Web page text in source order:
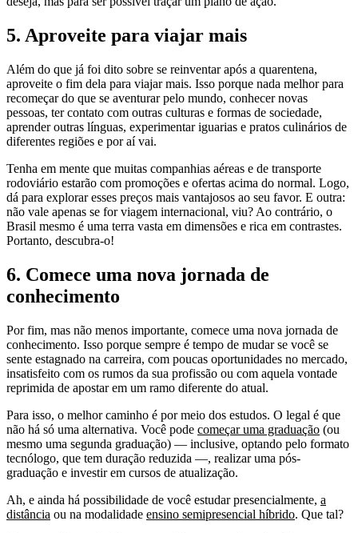
5. Aproveite para viajar mais
Além do que já foi dito sobre se reinventar após a quarentena,
aproveite o fim dela para viajar mais. Isso porque nada melhor para
recomeçar do que se aventurar pelo mundo, conhecer novas
pessoas, ter contato com outras culturas e formas de sociedade,
aprender outras línguas, experimentar iguarias e pratos culinários de
diferentes regiões e por aí vai.
Tenha em mente que muitas companhias aéreas e de transporte
rodoviário estarão com promoções e ofertas acima do normal. Logo,
dá para explorar esses preços mais vantajosos ao seu favor. E outra:
não vale apenas se for viagem internacional, viu? Ao contrário, o
Brasil mesmo é uma terra vasta em dimensões e rica em contrastes.
Portanto, descubra-o!
6. Comece uma nova jornada de
conhecimento
Por fim, mas não menos importante, comece uma nova jornada de
conhecimento. Isso porque sempre é tempo de mudar se você se
sente estagnado na carreira, com poucas oportunidades no mercado,
insatisfeito com os rumos da sua profissão ou com aquela vontade
reprimida de apostar em um ramo diferente do atual.
Para isso, o melhor caminho é por meio dos estudos. O legal é que
não há só uma alternativa. Você pode começar uma graduação (ou
mesmo uma segunda graduação) — inclusive, optando pelo formato
tecnólogo, que tem duração reduzida —, realizar uma pós-
graduação e investir em cursos de atualização.
Ah, e ainda há possibilidade de você estudar presencialmente, a
distância ou na modalidade ensino semipresencial híbrido. Que tal?